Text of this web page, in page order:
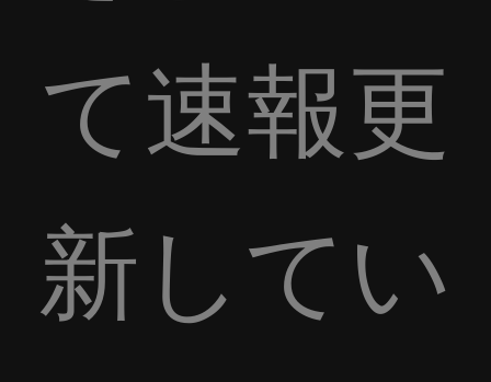
て速報更
新してい